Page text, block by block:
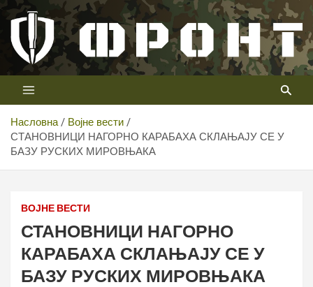
Скип
цонтент
Телевизија ФРОНТ
Први војни канал у Србији
Насловна
Војне вести
СТАНОВНИЦИ НАГОРНО КАРАБАХА СКЛАЊАЈУ СЕ У
БАЗУ РУСКИХ МИРОВЊАКА
ВОЈНЕ ВЕСТИ
СТАНОВНИЦИ НАГОРНО
КАРАБАХА СКЛАЊАЈУ СЕ У
БАЗУ РУСКИХ МИРОВЊАКА